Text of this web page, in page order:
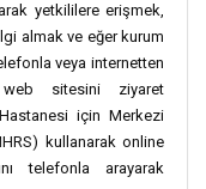
yetkililere erişmek,
almak ve eğer kurum
veya internetten
sitesini ziyaret
için Merkezi
kullanarak online
telefonla arayarak